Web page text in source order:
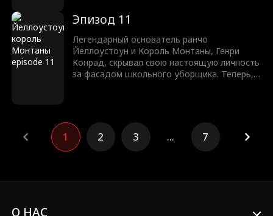
раскрыть свою настоящую личность, его
сын будет подвержен буллингу,
издевательствам и унижению. Генри дает
клятву защитить своего сына, расквитаться
с хулиганами и победить несправедливость
в этой долине, как настоящий король.
Эпизод 11
Легендарный основатель ранчо
Йеллоустоун и Король Монтаны, Генри
Конрад, скрывал свою настоящую личность
за фасадом школьного уборщика. Теперь,
сын будет подвержен буллингу,
издевательствам и унижению. Генри дает
клятву защитить своего сына, расквитаться
с хулиганами и победить несправедливость
1 2 3 ... 7
О НАС